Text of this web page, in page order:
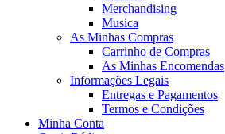
Merchandising
Musica
As Minhas Compras
Carrinho de Compras
As Minhas Encomendas
Informações Legais
Entregas e Pagamentos
Termos e Condições
Minha Conta